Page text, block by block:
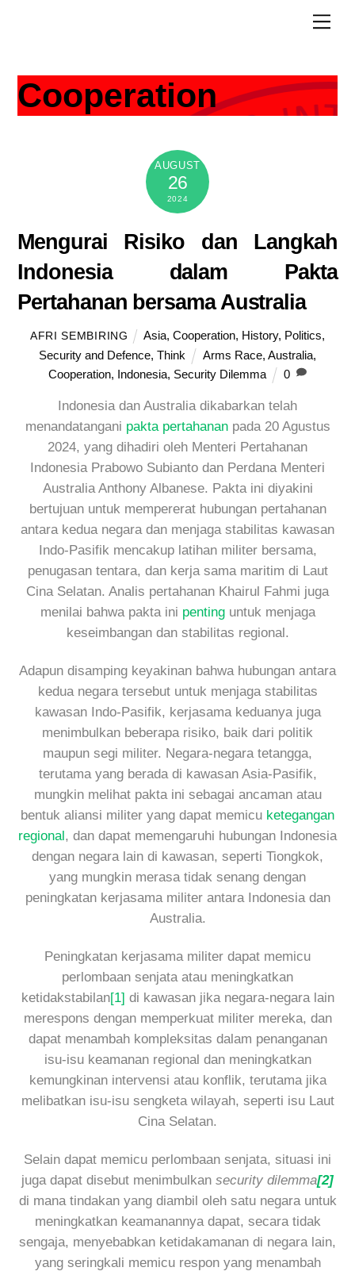
Cooperation
AUGUST
26
2024
Mengurai Risiko dan Langkah
Indonesia dalam Pakta
Pertahanan bersama Australia
AFRI SEMBIRING Asia,Cooperation, History, Politics,
Security and Defence,Think Arms Race, Australia,
Cooperation, Indonesia, Security Dilemma 0
Indonesia dan Australia dikabarkan telah
menandatangani pakta pertahananpada 20 Agustus
2024, yang dihadiri oleh Menteri Pertahanan
Indonesia Prabowo Subianto dan Perdana Menteri
Australia Anthony Albanese. Pakta ini diyakini
bertujuan untuk mempererat hubungan pertahanan
antara kedua negara dan menjaga stabilitas kawasan
Indo-Pasifik mencakup latihan militer bersama,
penugasan tentara, dan kerja sama maritim di Laut
Cina Selatan. Analis pertahanan Khairul Fahmi juga
menilai bahwa pakta ini pentinguntuk menjaga
keseimbangan dan stabilitas regional.
Adapun disamping keyakinan bahwa hubungan antara
kedua negara tersebut untuk menjaga stabilitas
kawasan Indo-Pasifik, kerjasama keduanya juga
menimbulkan beberapa risiko, baik dari politik
maupun segi militer. Negara-negara tetangga,
terutama yang berada di kawasan Asia-Pasifik,
mungkin melihat pakta ini sebagai ancaman atau
bentuk aliansi militer yang dapat memicu ketegangan
regional, dan dapat memengaruhi hubungan Indonesia
dengan negara lain di kawasan, seperti Tiongkok,
yang mungkin merasa tidak senang dengan
peningkatan kerjasama militer antara Indonesia dan
Australia.
Peningkatan kerjasama militer dapat memicu
perlombaan senjata atau meningkatkan
ketidakstabilan[1] di kawasan jika negara-negara lain
merespons dengan memperkuat militer mereka, dan
dapat menambah kompleksitas dalam penanganan
isu-isu keamanan regional dan meningkatkan
kemungkinan intervensi atau konflik, terutama jika
melibatkan isu-isu sengketa wilayah, seperti isu Laut
Cina Selatan.
Selain dapat memicu perlombaan senjata, situasi ini
juga dapat disebut menimbulkan security dilemma[2]
di mana tindakan yang diambil oleh satu negara untuk
meningkatkan keamanannya dapat, secara tidak
sengaja, menyebabkan ketidakamanan di negara lain,
yang seringkali memicu respon yang menambah